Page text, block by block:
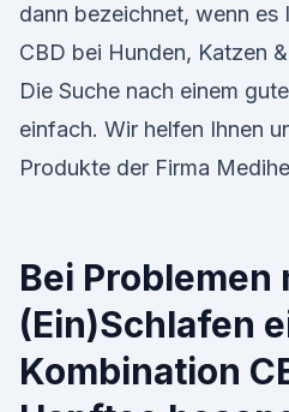
dann bezeichnet, wenn
CBD bei Hunden, Katzen
Die Suche nach einem
einfach. Wir helfen Ihnen
Produkte der Firma
Bei Problemen
(Ein)Schlafen
Kombination